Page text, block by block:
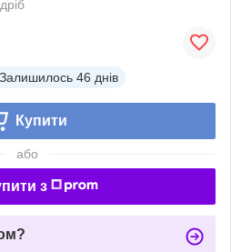
Залишилось 46 днів
Купити
або
з